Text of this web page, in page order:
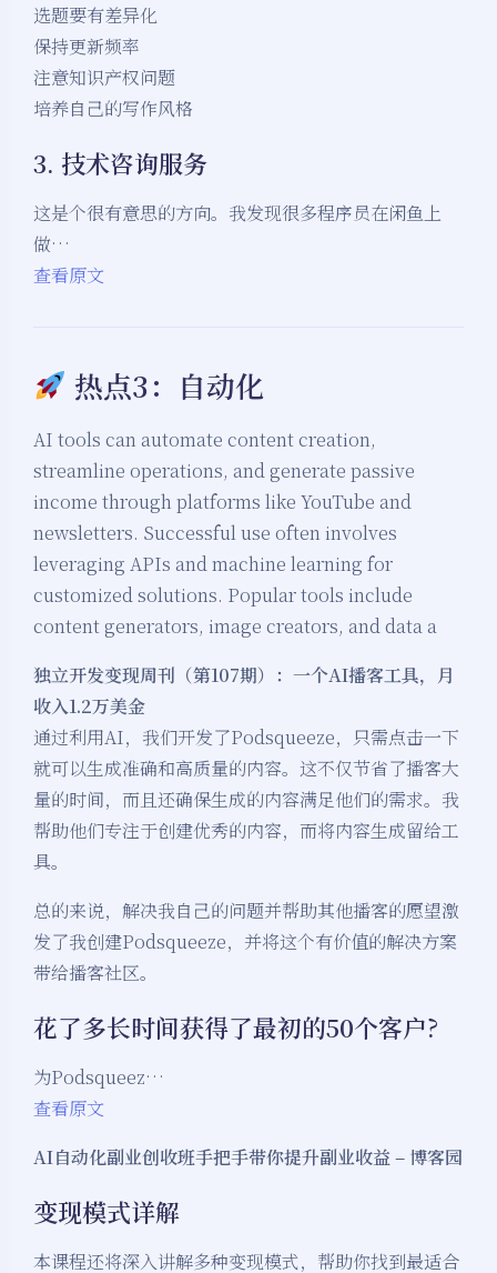
选题要有差异化
保持更新频率
注意知识产权问题
培养自己的写作风格
3. 技术咨询服务
这是个很有意思的方向。我发现很多程序员在闲鱼上
做…
查看原文
热点3：自动化
AI tools can automate content creation,
streamline operations, and generate passive
income through platforms like YouTube and
newsletters. Successful use often involves
leveraging APIs and machine learning for
customized solutions. Popular tools include
content generators, image creators, and data a
独立开发变现周刊（第107期）：一个AI播客工具，月
收入1.2万美金
通过利用AI，我们开发了Podsqueeze，只需点击一下
就可以生成准确和高质量的内容。这不仅节省了播客大
量的时间，而且还确保生成的内容满足他们的需求。我
帮助他们专注于创建优秀的内容，而将内容生成留给工
具。
总的来说，解决我自己的问题并帮助其他播客的愿望激
发了我创建Podsqueeze，并将这个有价值的解决方案
带给播客社区。
花了多长时间获得了最初的50个客户?
为Podsqueez…
查看原文
AI自动化副业创收班手把手带你提升副业收益 – 博客园
变现模式详解
本课程还将深入讲解多种变现模式，帮助你找到最适合